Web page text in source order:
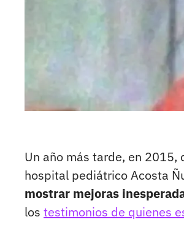
Un año más tarde, en 2015,
hospital pediátrico Acosta
mostrar mejoras
los testimonios de quienes